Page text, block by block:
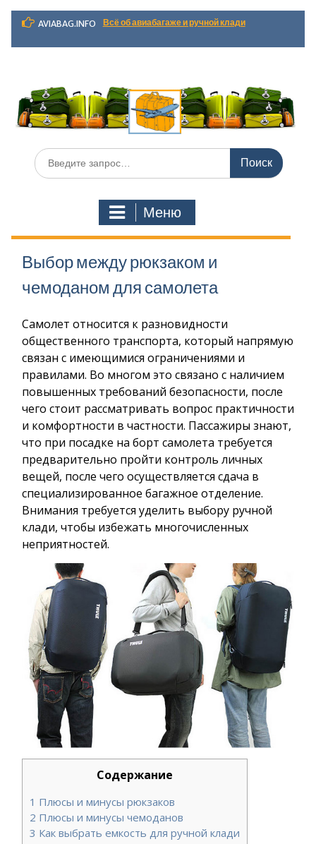
Перейти
содержимому
AVIABAG.INFO Всё об авиабагаже и ручной клади
Искать:
Меню
Выбор между рюкзаком и
чемоданом для самолета
Самолет относится к разновидности
общественного транспорта, который напрямую
связан с имеющимися ограничениями и
правилами. Во многом это связано с наличием
повышенных требований безопасности, после
чего стоит рассматривать вопрос практичности
и комфортности в частности. Пассажиры знают,
что при посадке на борт самолета требуется
предварительно пройти контроль личных
вещей, после чего осуществляется сдача в
специализированное багажное отделение.
Внимания требуется уделить выбору ручной
клади, чтобы избежать многочисленных
неприятностей.
Содержание
1 Плюсы и минусы рюкзаков
2 Плюсы и минусы чемоданов
3 Как выбрать емкость для ручной клади